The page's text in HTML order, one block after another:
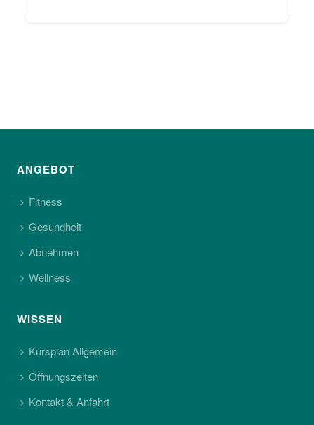
ANGEBOT
Fitness
Gesundheit
Abnehmen
Wellness
WISSEN
Kursplan Allgemein
Öffnungszeiten
Kontakt & Anfahrt